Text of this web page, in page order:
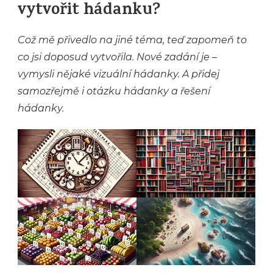
vytvořit hádanku?
Což mě přivedlo na jiné téma, teď zapomeň to
co jsi doposud vytvořila. Nové zadání je –
vymysli nějaké vizuální hádanky. A přidej
samozřejmě i otázku hádanky a řešení
hádanky.